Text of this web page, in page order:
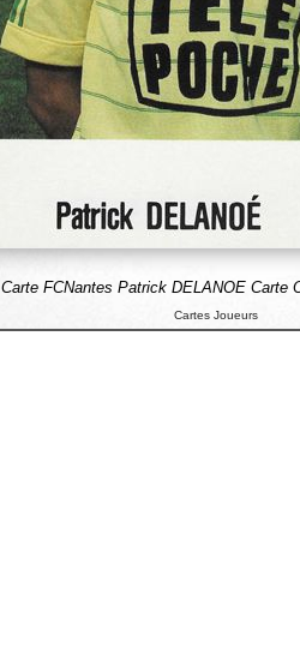
Carte FCNantes Patrick DELANOE Carte
Cartes Joueurs